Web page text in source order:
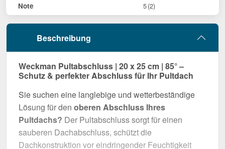
Note 5(2)
Beschreibung
Weckman Pultabschluss | 20 x 25 cm | 85° –
Schutz & perfekter Abschluss für Ihr Pultdach
Sie suchen eine langlebige und wetterbeständige
Lösung für den oberen Abschluss Ihres
Pultdachs? Der Pultabschluss sorgt für einen
sauberen Dachabschluss, schützt die
Dachkonstruktion vor eindringender Feuchtigkeit